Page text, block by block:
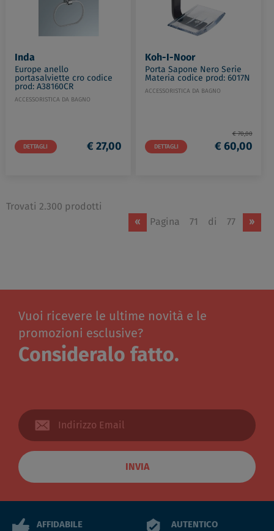
Inda
Europe anello
portasalviette cro codice
prod: A38160CR
ACCESSORISTICA DA BAGNO
DETTAGLI € 27,00
Koh-I-Noor
Porta Sapone Nero Serie
Materia codice prod: 6017N
ACCESSORISTICA DA BAGNO
DETTAGLI
€ 70,00
€ 60,00
Trovati 2.300 prodotti
«
Pagina 71 di 77 »
Vuoi ricevere le ultime novità e le
promozioni esclusive?
Consideralo fatto.
INVIA
AFFIDABILE AUTENTICO